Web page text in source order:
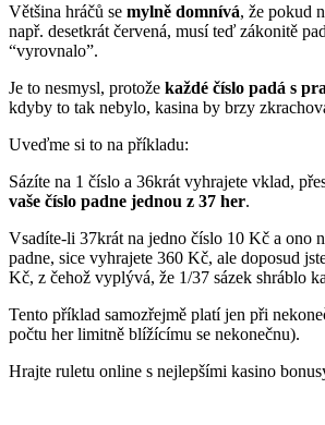
Většina hráčů se mylně domnívá, že pokud
např. desetkrát červená, musí teď zákonitě
“vyrovnalo”.
Je to nesmysl, protože každé číslo padá s
kdyby to tak nebylo, kasina by brzy
Uveďme si to na příkladu:
Sázíte na 1 číslo a 36krát vyhrajete vklad,
vaše číslo padne jednou z 37 her.
Vsadíte-li 37krát na jedno číslo 10 Kč a ono
padne, sice vyhrajete 360 Kč, ale doposud
Kč, z čehož vyplývá, že 1/37 sázek shráblo
Tento příklad samozřejmě platí jen při
počtu her limitně blížícímu se nekonečnu).
Hrajte ruletu online s nejlepšími kasino